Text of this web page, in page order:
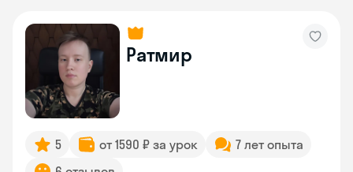
Ратмир
5 от 1590 ₽ за урок
7 лет опыта